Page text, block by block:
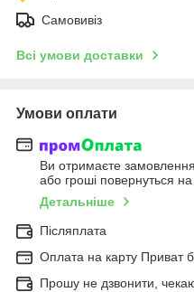
Самовивіз
Всі умови доставки
Умови оплати
Ви отримаєте замовлення
або гроші повернуться
Детальніше
Післяплата
Оплата на карту Приват
Прошу не дзвонити,